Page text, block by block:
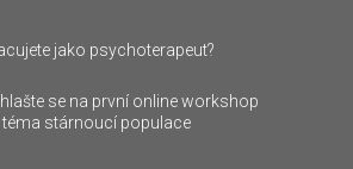
jako psychoterapeut?
se na první online workshop
téma stárnoucí populace